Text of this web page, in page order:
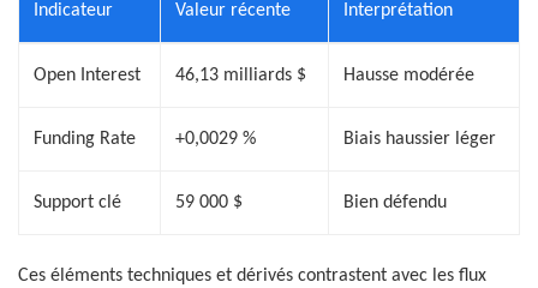
Indicateur Valeur récente Interprétation
Open Interest 46,13 milliards $ Hausse modérée
Funding Rate +0,0029 % Biais haussier léger
Support clé 59 000 $ Bien défendu
Ces éléments techniques et dérivés contrastent avec les flux